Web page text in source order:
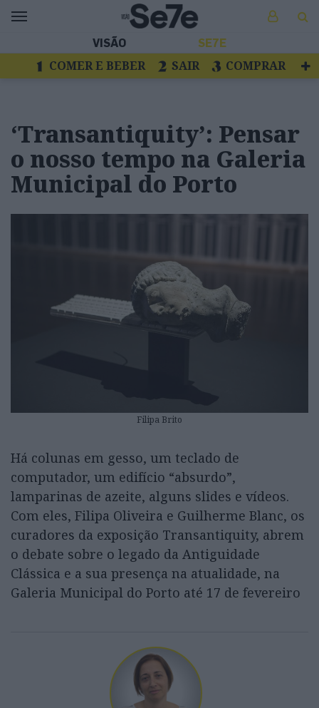
VISÃO SE7E
COMER E BEBER SAIR
COMPRAR
‘Transantiquity’: Pensar
o nosso tempo na Galeria
Municipal do Porto
Filipa Brito
Há colunas em gesso, um teclado de
computador, um edifício “absurdo”,
lamparinas de azeite, alguns slides e vídeos.
Com eles, Filipa Oliveira e Guilherme Blanc, os
curadores da exposição Transantiquity, abrem
o debate sobre o legado da Antiguidade
Clássica e a sua presença na atualidade, na
Galeria Municipal do Porto até 17 de fevereiro